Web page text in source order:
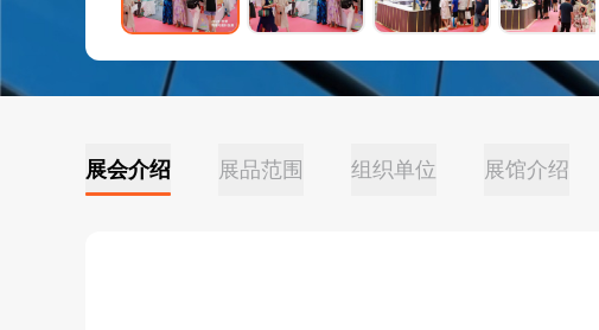
展会介绍 展品范围 组织单位 展馆介绍